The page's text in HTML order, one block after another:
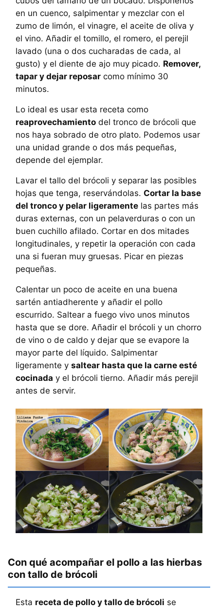
en un cuenco, salpimentar y mezclar con el
zumo de limón, el vinagre, el aceite de oliva y
el vino. Añadir el tomillo, el romero, el perejil
lavado (una o dos cucharadas de cada, al
gusto) y el diente de ajo muy picado. Remover,
tapar y dejar reposar como mínimo 30
minutos.
Lo ideal es usar esta receta como
reaprovechamiento del tronco de brócoli que
nos haya sobrado de otro plato. Podemos usar
una unidad grande o dos más pequeñas,
depende del ejemplar.
Lavar el tallo del brócoli y separar las posibles
hojas que tenga, reservándolas. Cortar la base
del tronco y pelar ligeramente las partes más
duras externas, con un pelaverduras o con un
buen cuchillo afilado. Cortar en dos mitades
longitudinales, y repetir la operación con cada
una si fueran muy gruesas. Picar en piezas
pequeñas.
Calentar un poco de aceite en una buena
sartén antiadherente y añadir el pollo
escurrido. Saltear a fuego vivo unos minutos
hasta que se dore. Añadir el brócoli y un chorro
de vino o de caldo y dejar que se evapore la
mayor parte del líquido. Salpimentar
ligeramente y saltear hasta que la carne esté
cocinada y el brócoli tierno. Añadir más perejil
antes de servir.
Con qué acompañar el pollo a las hierbas
con tallo de brócoli
Esta receta de pollo y tallo de brócoli se